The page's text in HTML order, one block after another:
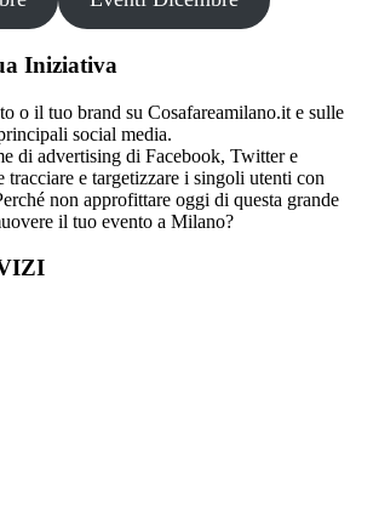
Iniziativa
o il tuo brand su Cosafareamilano.it e sulle
social media.
di advertising di Facebook, Twitter e
tracciare e targetizzare i singoli utenti con
non approfittare oggi di questa grande
il tuo evento a Milano?